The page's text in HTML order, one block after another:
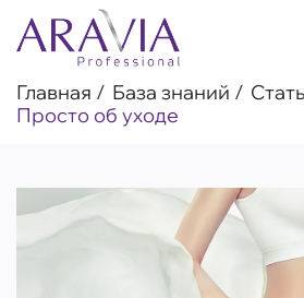
Главная База знаний
Просто об уходе